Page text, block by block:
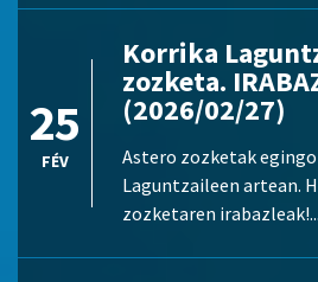
25
FÉV
Korrika
zozketa.
(2026/02/27)
Astero zozketak
Laguntzaileen artean.
zozketaren irabazleak!...